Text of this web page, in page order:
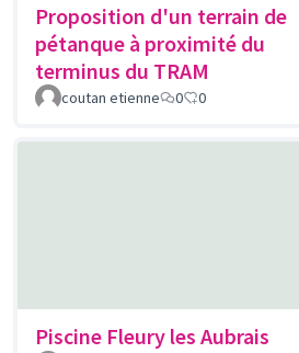
Proposition d'un terrain de
pétanque à proximité du
terminus du TRAM
coutan etienne 0 0
Piscine Fleury les Aubrais